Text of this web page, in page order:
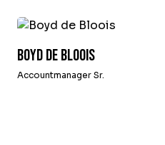
Boyd de Bloois
Accountmanager Sr.